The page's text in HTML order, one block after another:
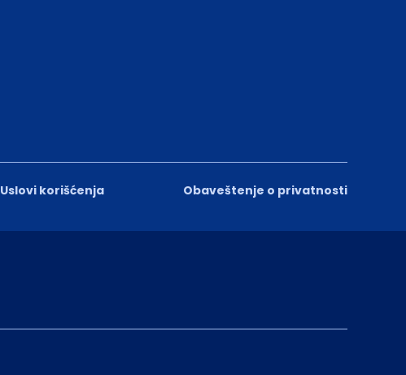
Uslovi korišćenja Obaveštenje o privatnosti